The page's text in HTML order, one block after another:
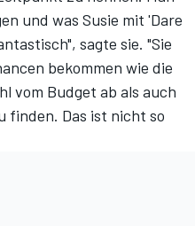
und was Susie mit 'Dare
sagte sie. "Sie
bekommen wie die
vom Budget ab als auch
finden. Das ist nicht so